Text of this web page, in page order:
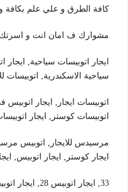
كافة الطرق و علي علم بكافة
مشوارك ف امان انت و اسرتك
ايجار اتوبيسات سياحية,
سياحية الاسكندرية, اتوبيسات
اتوبيسات ايجار, ايجار
اتوبيسات كوستر, ايجار
ايجار كوستر, ايجار اتوبيس, ايجار اتوبيس
33, ايجار